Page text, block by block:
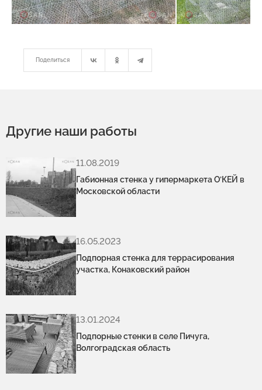
Поделиться
Другие наши работы
11.08.2019
Габионная стенка у гипермаркета O’КЕЙ в
Московской области
16.05.2023
Подпорная стенка для террасирования
участка, Конаковский район
13.01.2024
Подпорные стенки в селе Пичуга,
Волгоградская область